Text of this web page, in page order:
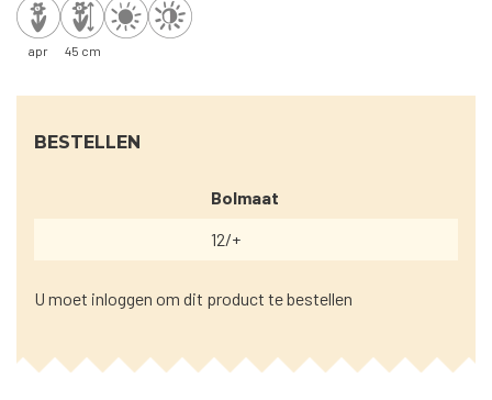
apr 45 cm
BESTELLEN
Bolmaat
12/+
U moet inloggen om dit product te bestellen